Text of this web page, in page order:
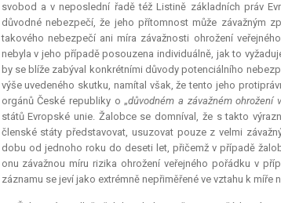
svobod a v neposlední řadě též Listině základních práv
důvodné nebezpečí, že jeho přítomnost může závažným
takového nebezpečí ani míra závažnosti ohrožení
nebyla v jeho případě posouzena individuálně, jak to
by se blíže zabýval konkrétními důvody potenciálního
výše uvedeného skutku, namítal však, že tento jeho
orgánů České republiky o „důvodném a závažném ohrožení
států Evropské unie. Žalobce se domníval, že s takto
členské státy představovat, usuzovat pouze z velmi
dobu od jednoho roku do deseti let, přičemž v případě
onu závažnou míru rizika ohrožení veřejného pořádku v
záznamu se jeví jako extrémně nepřiměřené ve vztahu k míře